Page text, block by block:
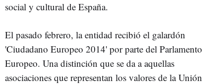
social y cultural de España.
El pasado febrero, la entidad recibió el galardón
'Ciudadano Europeo 2014' por parte del Parlamento
Europeo. Una distinción que se da a aquellas
asociaciones que representan los valores de la Unión